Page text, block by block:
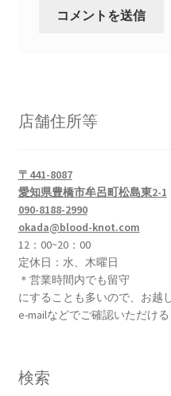
店舗住所等
〒441-8087
愛知県豊橋市牟呂町松島東2-1
090-8188-2990
okada@blood-knot.com
12：00~20：00
定休日：水、木曜日
＊営業時間内でも留守
にすることも多いので、お越
e-mailなどでご確認いただける
検索